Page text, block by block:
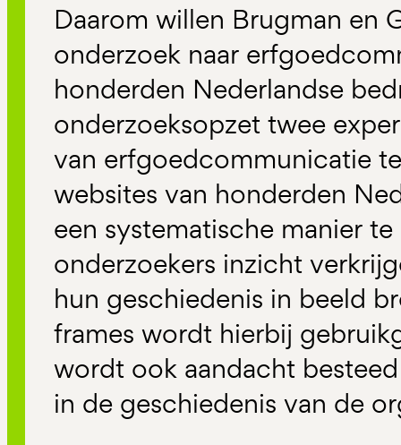
Daarom willen Brugman en
onderzoek naar
honderden Nederlandse
onderzoeksopzet twee
van erfgoedcommunicatie
websites van honderden
een systematische manier
onderzoekers inzicht
hun geschiedenis in beeld
frames wordt hierbij
wordt ook aandacht
in de geschiedenis van de